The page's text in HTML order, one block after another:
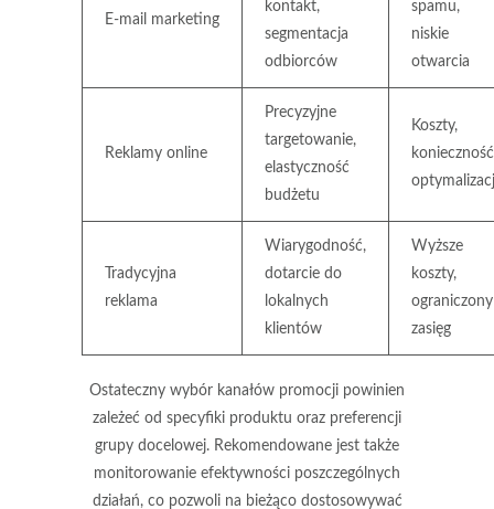
E-mail marketing
kontakt,
segmentacja
odbiorców
spamu,
niskie
otwarcia
Reklamy online
Precyzyjne
targetowanie,
elastyczność
budżetu
Koszty,
konieczność
Tradycyjna
reklama
Wiarygodność,
dotarcie do
lokalnych
klientów
Wyższe
koszty,
ograniczony
zasięg
Ostateczny wybór kanałów promocji powinien
zależeć od specyfiki produktu oraz preferencji
grupy docelowej. Rekomendowane jest także
monitorowanie efektywności poszczególnych
działań, co pozwoli na bieżąco dostosowywać